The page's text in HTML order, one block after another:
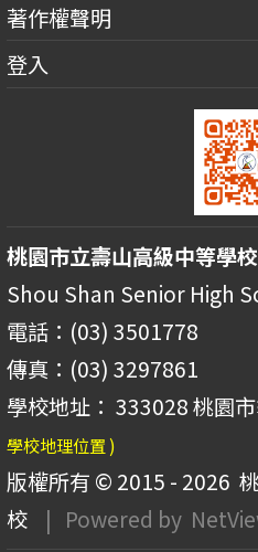
著作權聲明
登入
桃園市立壽山高級中等學校
Shou Shan Senior High
電話：(03) 3501778
傳真：(03) 3297861
學校地址： 333028 桃園
學校地理位置 )
版權所有 © 2015 - 2026
校
| Powered by